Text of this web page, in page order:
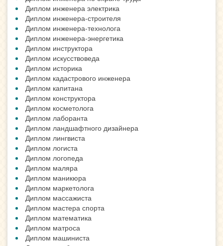
Диплом инженера электрика
Диплом инженера-строителя
Диплом инженера-технолога
Диплом инженера-энергетика
Диплом инструктора
Диплом искусствоведа
Диплом историка
Диплом кадастрового инженера
Диплом капитана
Диплом конструктора
Диплом косметолога
Диплом лаборанта
Диплом ландшафтного дизайнера
Диплом лингвиста
Диплом логиста
Диплом логопеда
Диплом маляра
Диплом маникюра
Диплом маркетолога
Диплом массажиста
Диплом мастера спорта
Диплом математика
Диплом матроса
Диплом машиниста